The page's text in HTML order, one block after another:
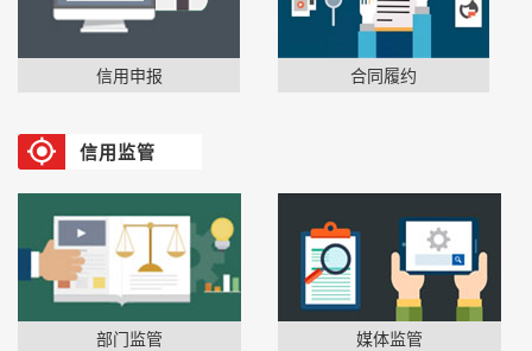
信用申报 合同履约
信用监管
部门监管 媒体监管